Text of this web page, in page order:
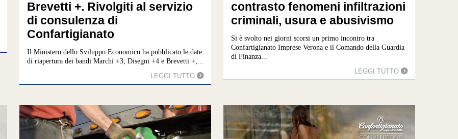
Brevetti +. Rivolgiti al servizio
di consulenza di
Confartigianato
Il Ministero dello Sviluppo Economico ha pubblicato le date
di riapertura dei bandi Marchi +3, Disegni +4 e Brevetti +,...
LEGGI TUTTO
contrasto fenomeni infiltrazioni
criminali, usura e abusivismo
Si è svolto nei giorni scorsi un primo incontro tra
Confartigianato Imprese Verona e il Comando della Guardia
di Finanza...
LEGGI TUTTO